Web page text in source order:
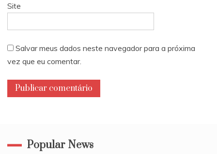
Site
Salvar meus dados neste navegador para a próxima
vez que eu comentar.
Popular News